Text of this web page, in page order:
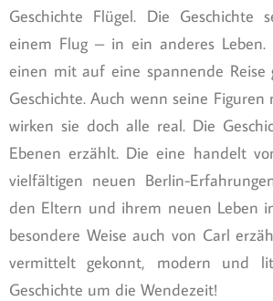
Geschichte Flügel. Die Geschichte
einem Flug – in ein anderes
einen mit auf eine spannende Reise
Geschichte. Auch wenn seine
wirken sie doch alle real. Die
Ebenen erzählt. Die eine handelt
vielfältigen neuen Berlin-
den Eltern und ihrem neuen Leben
besondere Weise auch von Carl
vermittelt gekonnt, modern und
Geschichte um die Wendezeit!